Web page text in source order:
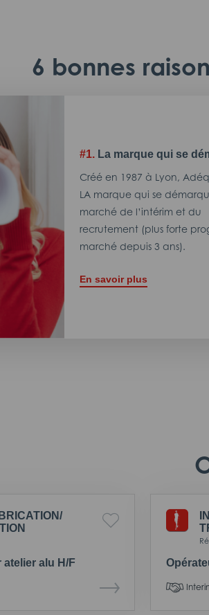
6 bonnes
#1. La marque qui se
Créé en 1987 à Lyon,
LA marque qui se
marché de l’intérim et du
recrutement (plus forte
marché depuis 3 ans).
En savoir plus
atelier alu H/F